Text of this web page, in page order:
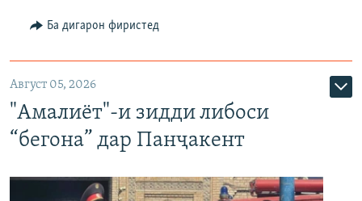
Ба дигарон фиристед
Август 05, 2026
"Амалиёт"-и зидди либоси
“бегона” дар Панҷакент